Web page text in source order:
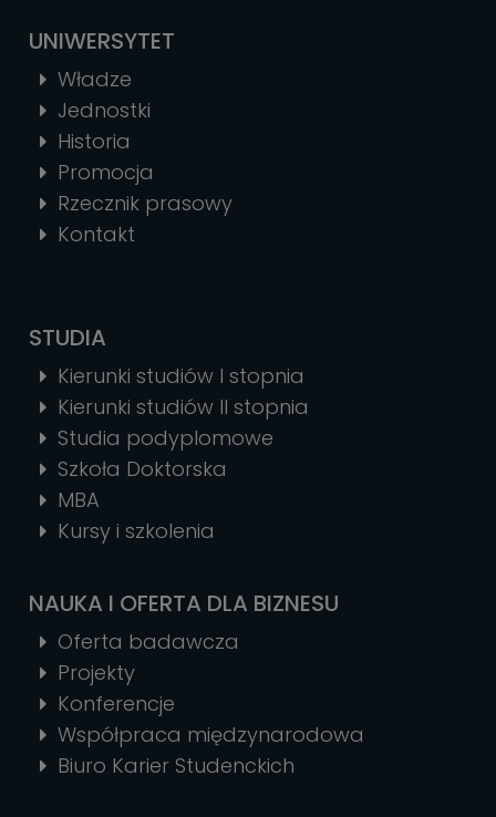
UNIWERSYTET
Władze
Jednostki
Historia
Promocja
Rzecznik prasowy
Kontakt
STUDIA
Kierunki studiów I stopnia
Kierunki studiów II stopnia
Studia podyplomowe
Szkoła Doktorska
MBA
Kursy i szkolenia
NAUKA I OFERTA DLA BIZNESU
Oferta badawcza
Projekty
Konferencje
Współpraca międzynarodowa
Biuro Karier Studenckich